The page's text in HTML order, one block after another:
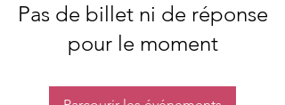
Pas de billet ni de réponse
pour le moment